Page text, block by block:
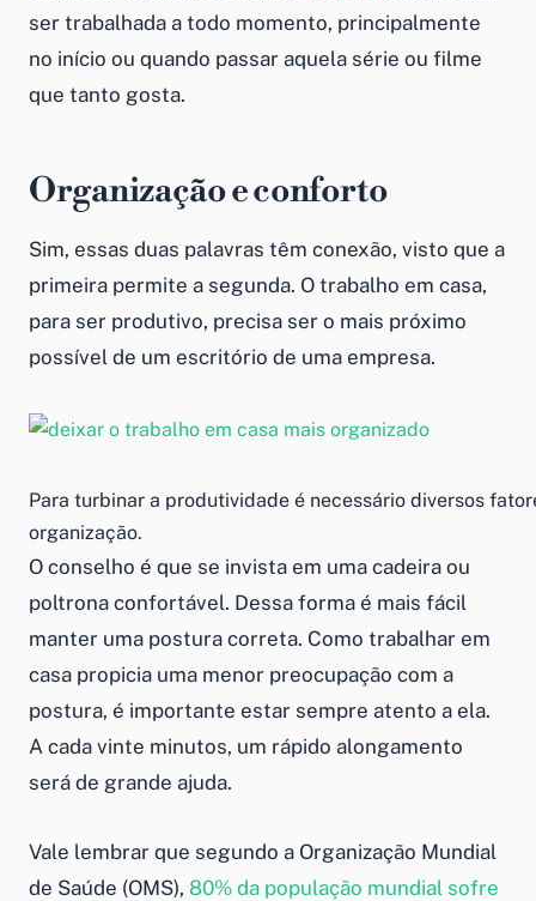
ser trabalhada a todo momento, principalmente
no início ou quando passar aquela série ou filme
que tanto gosta.
Organização e conforto
Sim, essas duas palavras têm conexão, visto que a
primeira permite a segunda. O trabalho em casa,
para ser produtivo, precisa ser o mais próximo
possível de um escritório de uma empresa.
Para turbinar a produtividade é necessário diversos
organização.
O conselho é que se invista em uma cadeira ou
poltrona confortável. Dessa forma é mais fácil
manter uma postura correta. Como trabalhar em
casa propicia uma menor preocupação com a
postura, é importante estar sempre atento a ela.
A cada vinte minutos, um rápido alongamento
será de grande ajuda.
Vale lembrar que segundo a Organização Mundial
de Saúde (OMS), 80% da população mundial sofre